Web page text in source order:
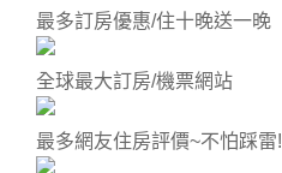
最多訂房優惠/住十晚送一晚
全球最大訂房/機票網站
最多網友住房評價~不怕踩雷!